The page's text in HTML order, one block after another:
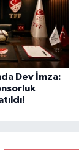
Dev İmza: